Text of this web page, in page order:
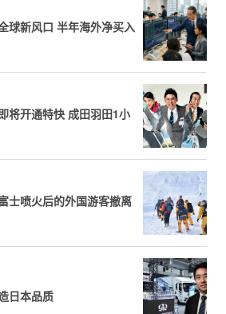
球新风口 半年海外净买入
将开通特快 成田羽田1小
士喷火后的外国游客撤离
日本品质